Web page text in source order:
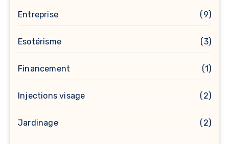
Entreprise (9)
Esotérisme (3)
Financement (1)
Injections visage (2)
Jardinage (2)